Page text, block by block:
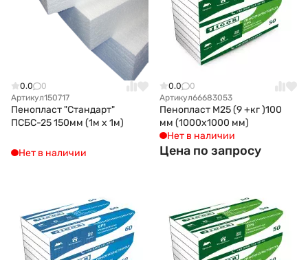
0.0
0
Артикул150717
Пенопласт "Стандарт"
ПСБС-25 150мм (1м x 1м)
Нет в наличии
0.0
0
Артикул66683053
Пенопласт М25 (9 +кг )100
мм (1000х1000 мм)
Нет в наличии
Цена по запросу